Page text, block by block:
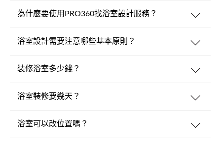
為什麼要使用PRO360找浴室設計服務？
浴室設計需要注意哪些基本原則？
裝修浴室多少錢？
浴室裝修要幾天？
浴室可以改位置嗎？